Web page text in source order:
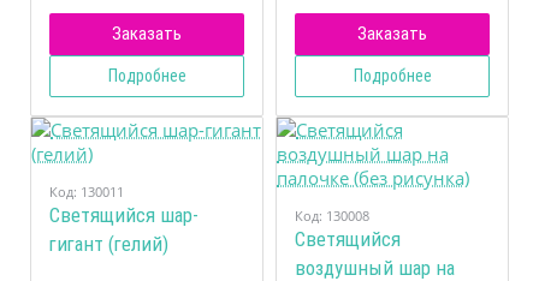
Заказать
Подробнее
Заказать
Подробнее
Код: 130011
Светящийся шар-
гигант (гелий)
Код: 130008
Светящийся
воздушный шар на